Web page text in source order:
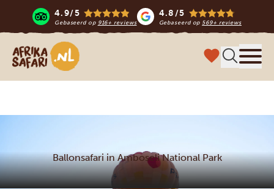
4.9/5
Gebaseerd op 916+ reviews
4.8/5
Gebaseerd op569+ reviews
Afrika safari
Ballonsafari in Amboseli National Park